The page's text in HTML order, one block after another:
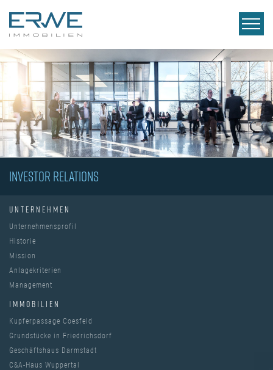
INVESTOR RELATIONS
UNTERNEHMEN
Unternehmensprofil
Historie
Mission
Anlagekriterien
Management
IMMOBILIEN
Kupferpassage Coesfeld
Grundstücke in Friedrichsdorf
Geschäftshaus Darmstadt
C&A-Haus Wuppertal